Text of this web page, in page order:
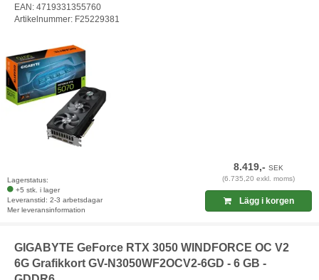
EAN: 4719331355760
Artikelnummer: F25229381
Lagerstatus:
+5 stk. i lager
Leveranstid: 2-3 arbetsdagar
Mer leveransinformation
8.419,-SEK
(6.735,20 exkl. moms)
Lägg i korgen
GIGABYTE GeForce RTX 3050 WINDFORCE OC V2
6G Grafikkort GV-N3050WF2OCV2-6GD - 6 GB -